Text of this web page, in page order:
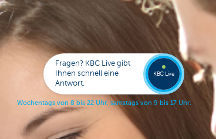
Fragen? KBC Live gibt
Ihnen schnell eine
Antwort.
Wochentags von 8 bis 22 Uhr, samstags von 9 bis 17 Uhr.
KBC Live
Live
078
353
138